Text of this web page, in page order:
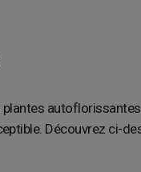
Découvrez ci-